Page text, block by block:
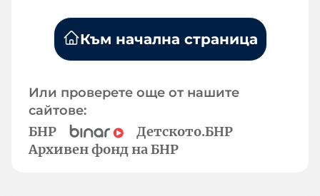
Към начална страница
Или проверете още от нашите
сайтове:
БНР
Детското.БНР
Архивен фонд на БНР